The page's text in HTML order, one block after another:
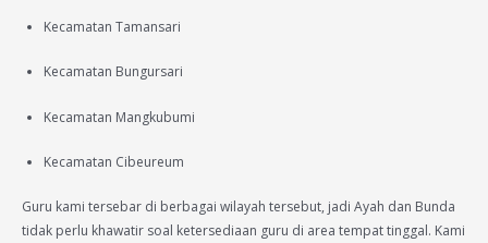
Kecamatan Tamansari
Kecamatan Bungursari
Kecamatan Mangkubumi
Kecamatan Cibeureum
Guru kami tersebar di berbagai wilayah tersebut, jadi Ayah dan Bunda
tidak perlu khawatir soal ketersediaan guru di area tempat tinggal. Kami